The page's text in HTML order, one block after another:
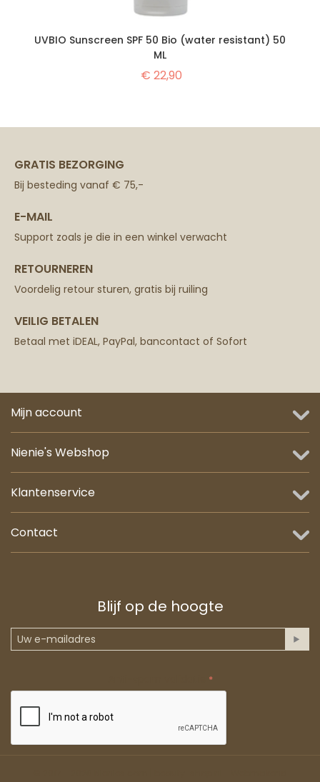
UVBIO Sunscreen SPF 50 Bio (water resistant) 50
ML
€ 22,90
GRATIS BEZORGING
Bij besteding vanaf € 75,-
E-MAIL
Support zoals je die in een winkel verwacht
RETOURNEREN
Voordelig retour sturen, gratis bij ruiling
VEILIG BETALEN
Betaal met iDEAL, PayPal, bancontact of Sofort
Mijn account
Nienie's Webshop
Klantenservice
Contact
Blijf op de hoogte